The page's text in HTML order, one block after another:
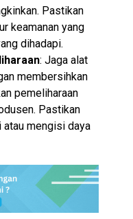
Pastikan
keamanan yang
dihadapi.
: Jaga alat
membersihkan
pemeliharaan
Pastikan
atau mengisi daya